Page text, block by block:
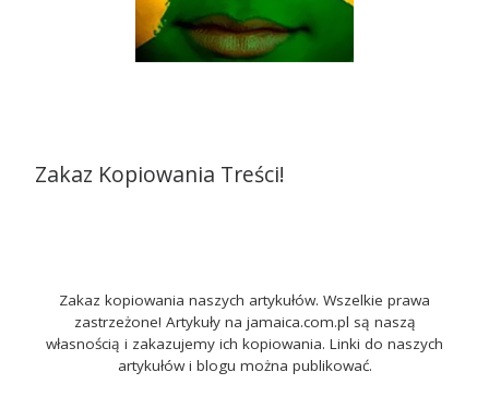
Zakaz Kopiowania Treści!
Zakaz kopiowania naszych artykułów. Wszelkie prawa
zastrzeżone! Artykuły na jamaica.com.pl są naszą
własnością i zakazujemy ich kopiowania. Linki do naszych
artykułów i blogu można publikować.